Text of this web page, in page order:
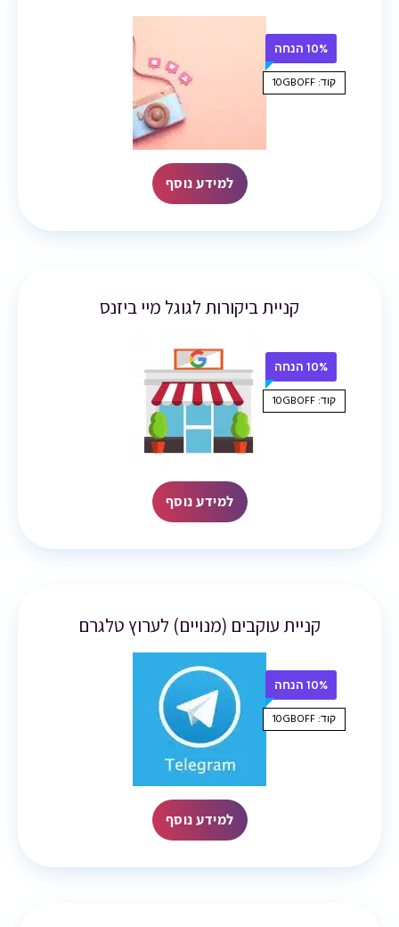
10% הנחה
קוד: 10GBOFF
למידע נוסף
קניית ביקורות לגוגל מיי ביזנס
10% הנחה
קוד: 10GBOFF
למידע נוסף
קניית עוקבים (מנויים) לערוץ טלגרם
10% הנחה
קוד: 10GBOFF
למידע נוסף